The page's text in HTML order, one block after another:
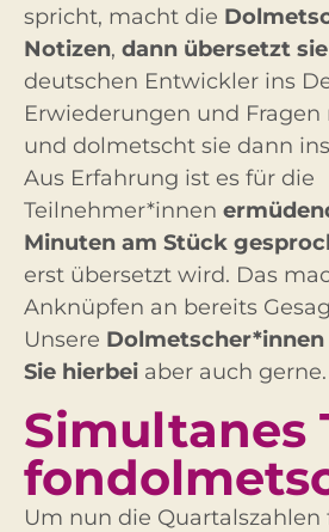
spricht, macht die
Notizen, dann übersetzt sie
deutschen Entwickler ins
Erwiederungen und
und dolmetscht sie dann
Aus Erfahrung ist es für die
Teilnehmer*innen
Minuten am Stück
erst übersetzt wird. Das
Anknüpfen an bereits
Unsere
Sie hierbei aber auch gerne.
Simultanes
Um nun die Quartalszahlen